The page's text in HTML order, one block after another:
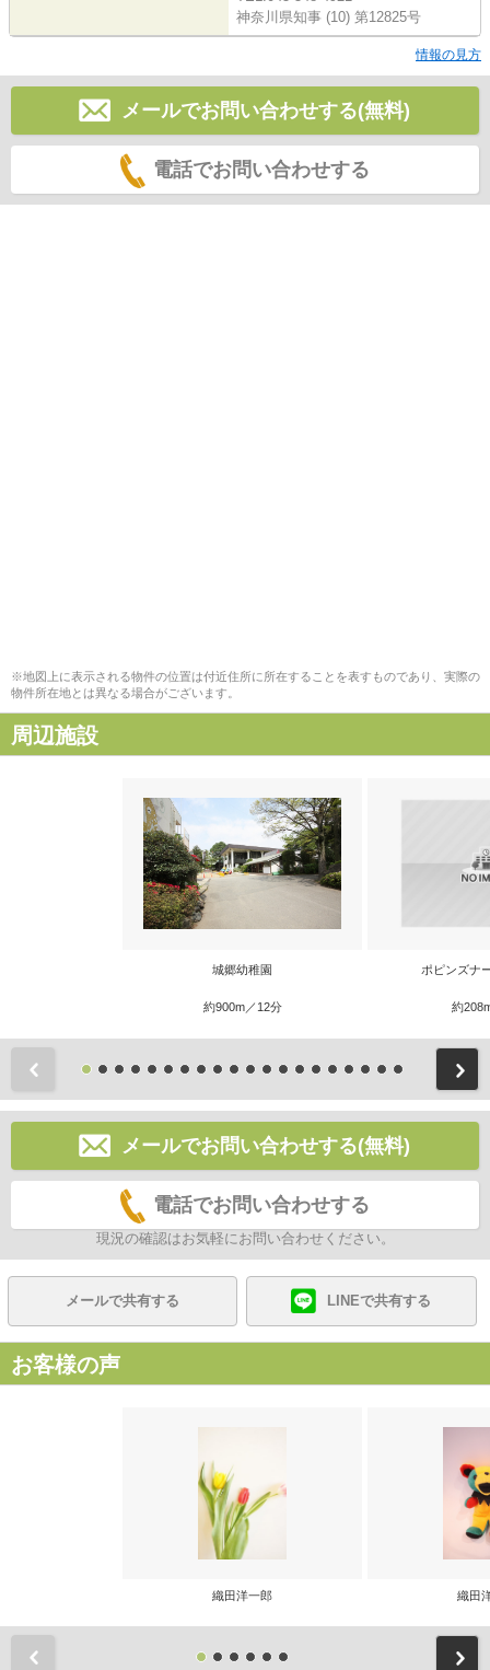
神奈川県知事 (10) 第12825号
情報の見方
メールでお問い合わせする(無料)
電話でお問い合わせする
※地図上に表示される物件の位置は付近住所に所在することを表すものであり、実際の
物件所在地とは異なる場合がございます。
周辺施設
城郷幼稚園
約900m／12分
ポピンズナ
約
メールでお問い合わせする(無料)
電話でお問い合わせする
現況の確認はお気軽にお問い合わせください。
メールで共有する LINEで共有する
お客様の声
織田洋一郎 織田